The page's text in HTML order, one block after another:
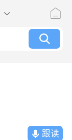
跟读